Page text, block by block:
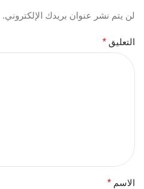
لن يتم نشر عنوان بريدك الإلكتروني.
التعليق *
الاسم *